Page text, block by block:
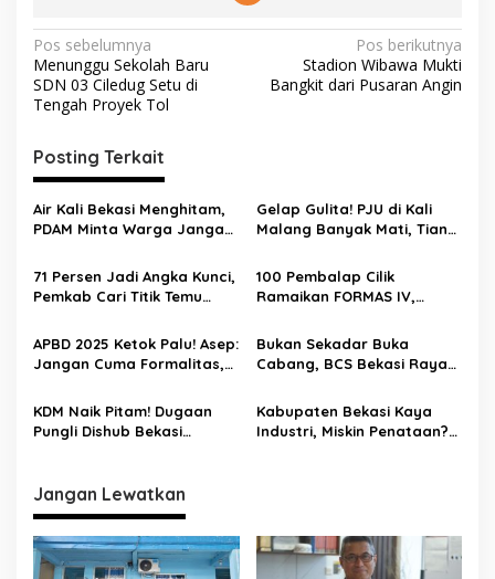
Pos sebelumnya
Menunggu Sekolah Baru
SDN 03 Ciledug Setu di
Tengah Proyek Tol
Pos berikutnya
Stadion Wibawa Mukti
Bangkit dari Pusaran Angin
Posting Terkait
Air Kali Bekasi Menghitam,
PDAM Minta Warga Jangan
Gelap Gulita! PJU di Kali
Malang Banyak Mati, Tiang
Waswas
71 Persen Jadi Angka Kunci,
Pemkab Cari Titik Temu
100 Pembalap Cilik
Ramaikan FORMAS IV,
Lahirnya Bibit Atlet Sejak
Usia Dini
APBD 2025 Ketok Palu! Asep:
Jangan Cuma Formalitas,
Manfaatnya
Bukan Sekadar Buka
Cabang, BCS Bekasi Raya
Allah
KDM Naik Pitam! Dugaan
Pungli Dishub Bekasi
Kabupaten Bekasi Kaya
Industri, Miskin Penataan?
Jangan Lewatkan